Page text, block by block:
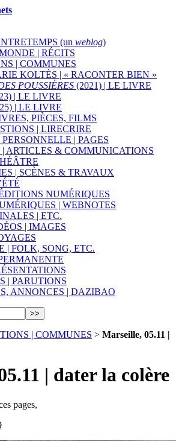
(un weblog)
| RÉCITS
| COMMUNES
KOLTÈS | « RACONTER BIEN »
POUSSIÈRES (2021) | LE LIVRE
| LE LIVRE
| LE LIVRE
PIÈCES, FILMS
| LIRECRIRE
| PAGES
| ARTICLES & COMMUNICATIONS
| SCÈNES & TRAVAUX
NUMÉRIQUES
| WEBNOTES
| ETC.
| IMAGES
| FOLK, SONG, ETC.
| PARUTIONS
ANNONCES | DAZIBAO
| COMMUNES > Marseille, 05.11 |
| dater la colère
pages,